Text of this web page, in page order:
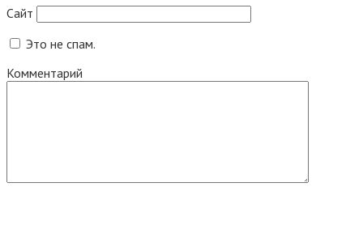
Сайт
Это не спам.
Комментарий